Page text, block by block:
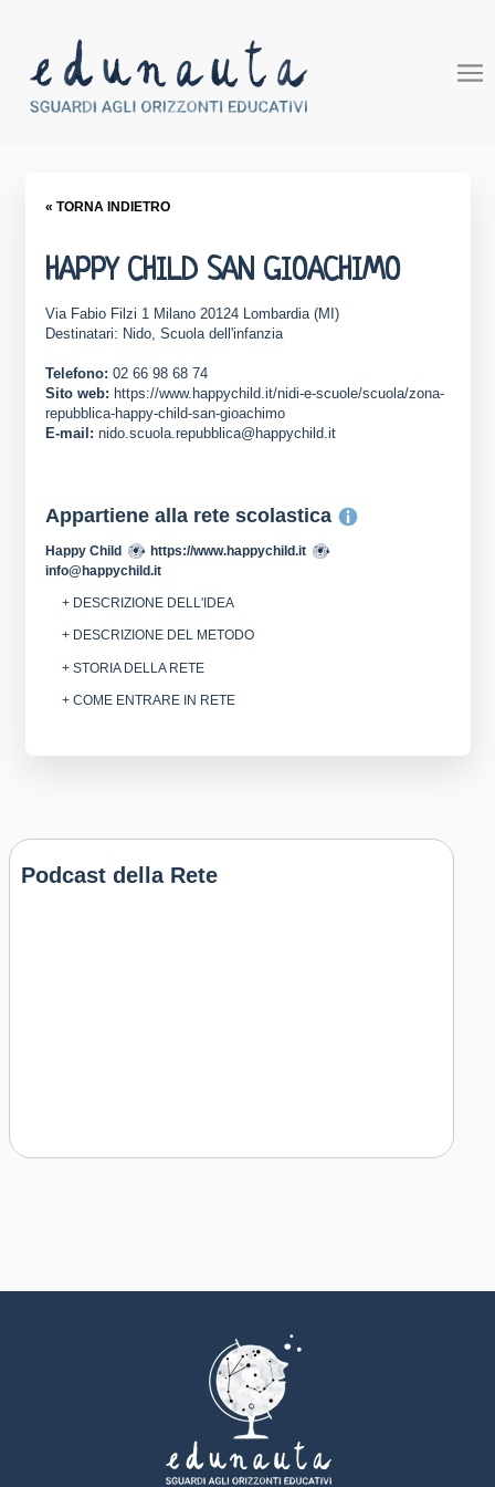
« TORNA INDIETRO
HAPPY CHILD SAN GIOACHIMO
Via Fabio Filzi 1 Milano 20124 Lombardia (MI)
Destinatari: Nido, Scuola dell'infanzia
Telefono: 02 66 98 68 74
Sito web: https://www.happychild.it/nidi-e-scuole/scuola/zona-
repubblica-happy-child-san-gioachimo
E-mail: nido.scuola.repubblica@happychild.it
Appartiene alla rete scolastica
Happy Child
https://www.happychild.it
info@happychild.it
+ DESCRIZIONE DELL'IDEA
+ DESCRIZIONE DEL METODO
+ STORIA DELLA RETE
+ COME ENTRARE IN RETE
Podcast della Rete